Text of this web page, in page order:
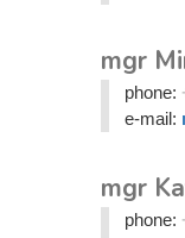
mgr
phone:
e-mail:
mgr
phone: